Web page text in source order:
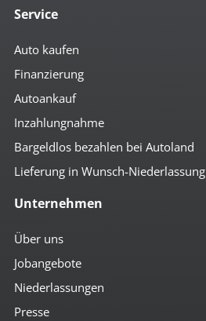
Service
Auto kaufen
Finanzierung
Autoankauf
Inzahlungnahme
Bargeldlos bezahlen bei Autoland
Lieferung in Wunsch-Niederlassung
Unternehmen
Über uns
Jobangebote
Niederlassungen
Presse